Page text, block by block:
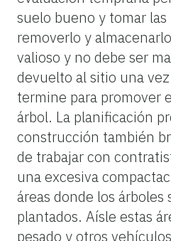
suelo bueno y tomar
removerlo y
valioso y no debe ser
devuelto al sitio una
termine para promover
árbol. La planificación
construcción también
de trabajar con
una excesiva
áreas donde los árboles
plantados. Aísle estas
pesado y otros